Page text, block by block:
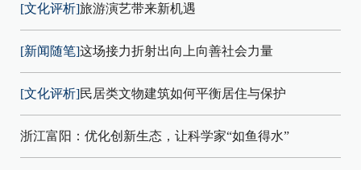
[文化评析]旅游演艺带来新机遇
[新闻随笔]这场接力折射出向上向善社会力量
[文化评析]民居类文物建筑如何平衡居住与保护
浙江富阳：优化创新生态，让科学家“如鱼得水”